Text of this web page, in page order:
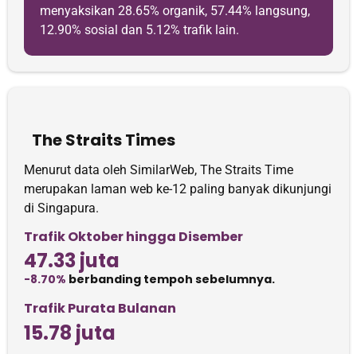
menyaksikan 28.65% organik, 57.44% langsung,
12.90% sosial dan 5.12% trafik lain.
The Straits Times
Menurut data oleh SimilarWeb, The Straits Time
merupakan laman web ke-12 paling banyak dikunjungi
di Singapura.
Trafik Oktober hingga Disember
47.33 juta
-8.70% berbanding tempoh sebelumnya.
Trafik Purata Bulanan
15.78 juta